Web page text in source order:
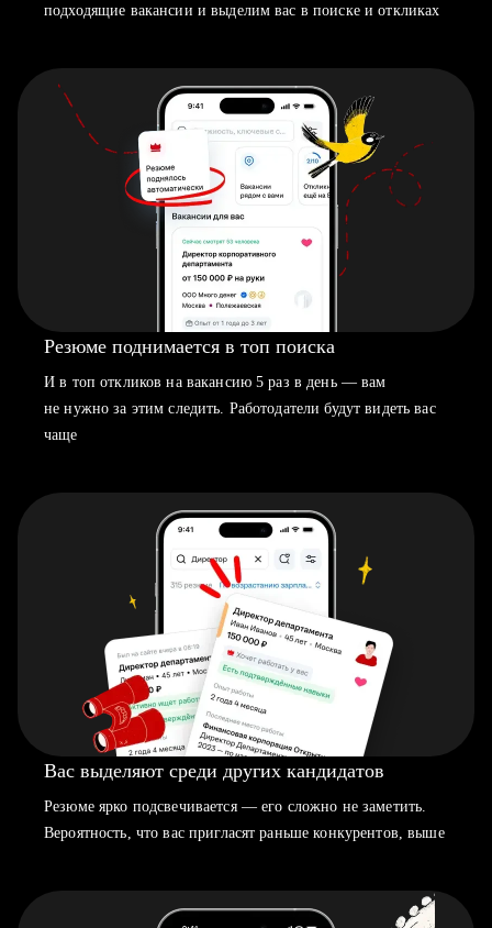
подходящие вакансии и выделим вас в поиске и откликах
Резюме поднимается в топ поиска
И в топ откликов на вакансию 5 раз в день — вам
не нужно за этим следить. Работодатели будут видеть вас
чаще
Вас выделяют среди других кандидатов
Резюме ярко подсвечивается — его сложно не заметить.
Вероятность, что вас пригласят раньше конкурентов, выше